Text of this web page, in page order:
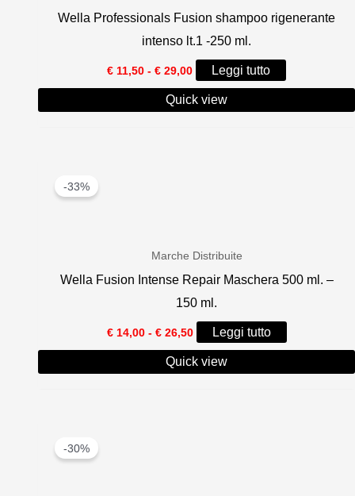
Wella Professionals Fusion shampoo rigenerante
intenso lt.1 -250 ml.
€ 11,50 - € 29,00 Fascia
di
prezzo:
da
Leggi tutto
Quick view
-33%
Marche Distribuite
Wella Fusion Intense Repair Maschera 500 ml. –
150 ml.
€14,00 - €26,50Fascia
di
prezzo:
da
Leggi tutto
Quick view
-30%